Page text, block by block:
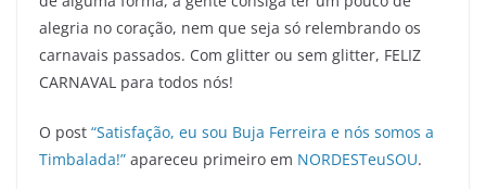
alegria no coração, nem que seja só relembrando os
carnavais passados. Com glitter ou sem glitter, FELIZ
CARNAVAL para todos nós!
O post “Satisfação, eu sou Buja Ferreira e nós somos a
Timbalada!” apareceu primeiro em NORDESTeuSOU.